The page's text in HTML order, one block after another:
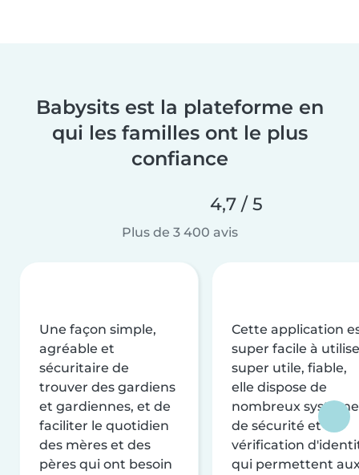
Babysits est la plateforme en
qui les familles ont le plus
confiance
4,7 / 5
Plus de 3 400 avis
Une façon simple,
agréable et
sécuritaire de
trouver des gardiens
et gardiennes, et de
faciliter le quotidien
des mères et des
pères qui ont besoin
Cette application
super facile à
super utile, fiable,
elle dispose de
nombreux
de sécurité et de
vérification
qui permettent